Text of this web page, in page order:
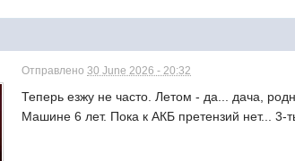
Отправлено30 June 2026 - 20:32
Теперь езжу не часто. Летом - да... дача,
Машине 6 лет. Пока к АКБ претензий нет... 3-